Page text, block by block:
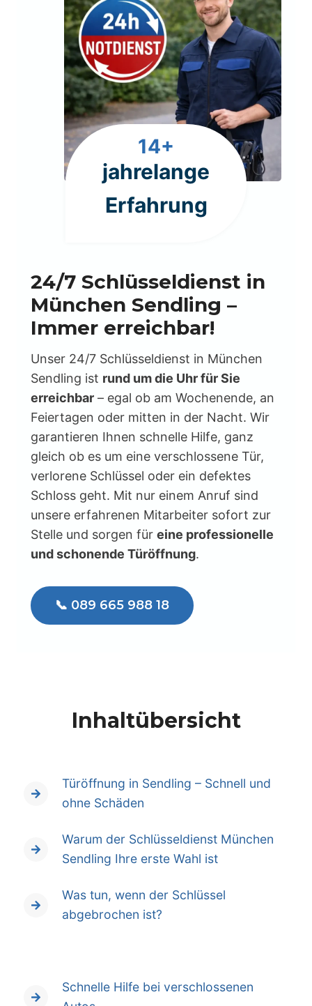
1
14+
jahrelange
Erfahrung
24/7 Schlüsseldienst in
München Sendling –
Immer erreichbar!
Unser 24/7 Schlüsseldienst in München
Sendling ist rund um die Uhr für Sie
erreichbar – egal ob am Wochenende, an
Feiertagen oder mitten in der Nacht. Wir
garantieren Ihnen schnelle Hilfe, ganz
gleich ob es um eine verschlossene Tür,
verlorene Schlüssel oder ein defektes
Schloss geht. Mit nur einem Anruf sind
unsere erfahrenen Mitarbeiter sofort zur
Stelle und sorgen für eine professionelle
und schonende Türöffnung.
📞 089 665 988 18
Inhaltübersicht
Türöffnung in Sendling – Schnell und
ohne Schäden
Warum der Schlüsseldienst München
Sendling Ihre erste Wahl ist
Was tun, wenn der Schlüssel
abgebrochen ist?
Schnelle Hilfe bei verschlossenen